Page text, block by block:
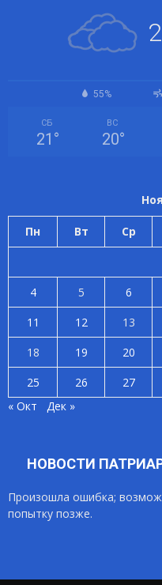
55%
СБ
21 °
ВС
20°
Пн Вт Ср
4
5 6
11
12 13
18
19 20
25
26 27
« Окт
Дек »
НОВОСТИ
Произошла ошибка;
попытку позже.